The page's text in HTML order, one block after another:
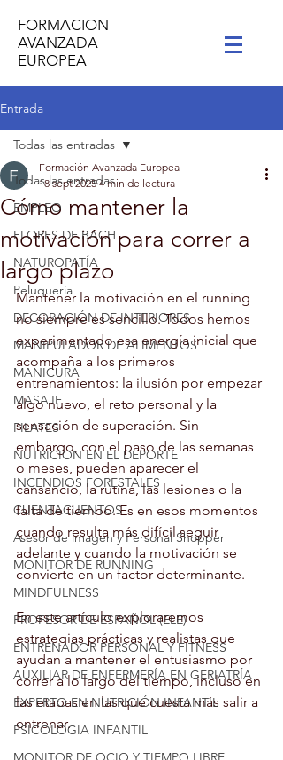
FORMACION
AVANZADA
EUROPEA
Entrada
Todas las entradas
EMPLEO
FLORES DE BACH
NATUROPATÍA
Peluqueria
DECORACIÓN DE INTERIORES
MANIPULADOR DE ALIMENTOS
MANICURA
MASAJE
PILATES
NUTRICION EN EL DEPORTE
INCENDIOS FORESTALES
CUENTACUENTOS
Asesor de imagen y Personal Shopper
MONITOR DE RUNNING
MINDFULNESS
PROFESOR DE ESPAÑOL (ELE)
ENTRENADOR PERSONAL Y FITNESS
AUXILIAR DE ENFERMERÍA EN GERIATRÍA
EXPERTO EN NUTRICIÓN INFANTIL
PSICOLOGIA INFANTIL
Todas las entradas
Cómo mantener la
motivación para correr a
largo plazo
Formación Avanzada Europea
18 sept 2025 4 min de lectura
Mantener la motivación en el running
no siempre es sencillo. Todos hemos
experimentado esa energía inicial que
acompaña a los primeros
entrenamientos: la ilusión por empezar
algo nuevo, el reto personal y la
sensación de superación. Sin
embargo, con el paso de las semanas
o meses, pueden aparecer el
cansancio, la rutina, las lesiones o la
falta de tiempo. Es en esos momentos
cuando resulta más difícil seguir
adelante y cuando la motivación se
convierte en un factor determinante.
En este artículo exploraremos
estrategias prácticas y realistas que
ayudan a mantener el entusiasmo por
correr a lo largo del tiempo, incluso en
las etapas en las que cuesta más salir a
entrenar.